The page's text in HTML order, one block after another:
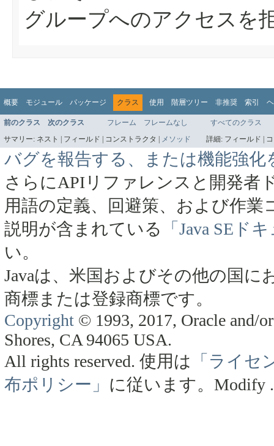
グループへのアクセスを
概要 モジュール パッケージ クラス 使用 階層ツリー 非推奨 索引
前のクラス 次のクラス フレーム フレームなし
すべてのクラス
サマリー: ネスト | フィールド | コンストラクタ | メソッド 詳細: フィールド |
バグを報告する、または機能強化
さらにAPIリファレンスと開発者
用語の定義、回避策、および作
説明が含まれている
「Java SEド
い。
Javaは、米国およびその他の国に
商標または登録商標です。
Copyright © 1993, 2017, Oracle and/
Shores, CA 94065 USA.
All rights reserved. 使用は 「ライセ
布ポリシー」 に従います。 Modify